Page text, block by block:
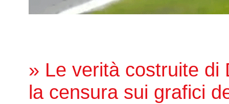
» Le verità costruite di
la censura sui grafici